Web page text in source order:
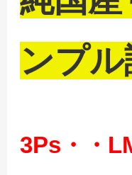
ンプ
3Ps・・